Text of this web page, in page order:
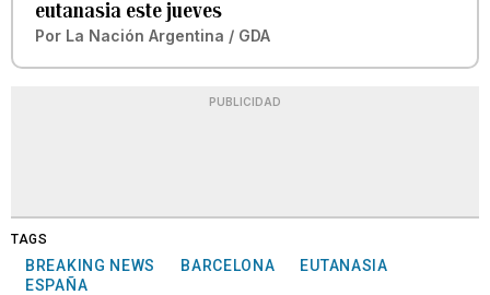
eutanasia este jueves
Por La Nación Argentina / GDA
PUBLICIDAD
TAGS
BREAKING NEWS BARCELONA
EUTANASIA
ESPAÑA